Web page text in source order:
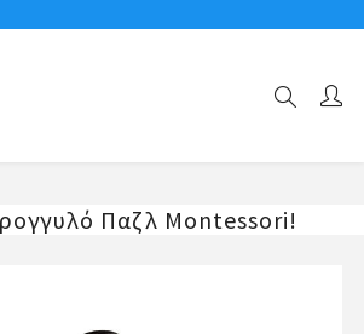
Παιδικά Puzzle
Στρογγυλό Παζλ Montessori!
Παζλ Montessori!